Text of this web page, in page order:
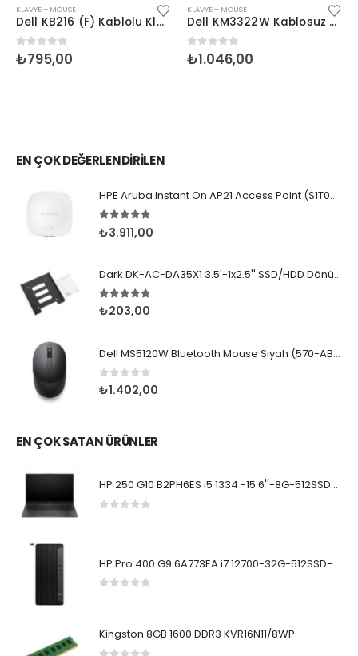
KLAVYE – MOUSE
Dell KB216 (F) Kablolu Klavye Siyah (580-ADGO)
0 5 üzerinden
₺795,00
KLAVYE – MOUSE
Dell KM3322W Kablosuz Set Siyah (580-AKGI)
0 5 üzerinden
₺1.046,00
EN ÇOK DEĞERLENDİRİLEN
HPE Aruba Instant On AP21 Access Point (S1T09A)
5.005 üzerinden
₺3.911,00
Dark DK-AC-DA35X1 3.5'-1x2.5'' SSD/HDD Dönüştürücü
4.675 üzerinden
₺203,00
Dell MS5120W Bluetooth Mouse Siyah (570-ABHO)
0 5 üzerinden
₺1.402,00
EN ÇOK SATAN ÜRÜNLER
HP 250 G10 B2PH6ES i5 1334 -15.6''-8G-512SSD-Dos
HP Pro 400 G9 6A773EA i7 12700-32G-512SSD-W11Pro
Kingston 8GB 1600 DDR3 KVR16N11/8WP